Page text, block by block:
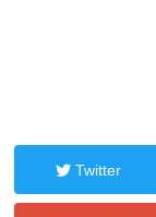
Twitter